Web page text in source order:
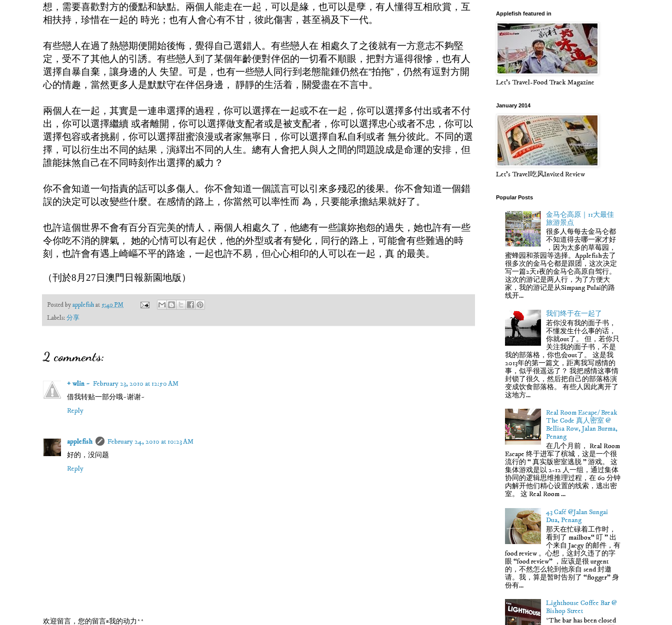
想，需要喜歡對方的優點和缺點。兩個人能走在一起，可以是緣，也可以是孽，有人懂得互相欣賞，互
相扶持，珍惜在一起的 時光；也有人會心有不甘，彼此傷害，甚至禍及下一代。
有些戀人在過了熱戀期便開始後悔，覺得自己選錯人。有些戀人在 相處久了之後就有一方意志不夠堅
定，受不了其他人的引誘。有些戀人到了某個年齡便對伴侶的一切看不順眼，把對方逼得很慘，也有人
選擇自暴自棄，讓身邊的人 失望。可是，也有一些戀人同行到老態龍鍾仍然在“拍拖” ，仍然有逗對方開
心的情趣，當然更多人是默默守在伴侶身邊， 靜靜的生活着，關愛盡在不言中。
兩個人在一起，其實是一連串選擇的過程，你可以選擇在一起或不在一起，你可以選擇多付出或者不付
出，你可以選擇繼續 或者離開，你可以選擇做支配者或是被支配者，你可以選擇忠心或者不忠，你可以
選擇包容或者挑剔，你可以選擇甜蜜浪漫或者家無寧日，你可以選擇自私自利或者 無分彼此。不同的選
擇，可以衍生出不同的結果，演繹出不同的人生。總有人會把人與人之間的問題說成是命運的安排，但
誰能抹煞自己在不同時刻作出選擇的威力？
你不會知道一句指責的話可以多傷人。你不會知道一個謊言可以引來多殘忍的後果。你不會知道一個錯
誤的決定可以改變些什麼。在感情的路上，你當然可以率性而 為，只要能承擔結果就好了。
也許這個世界不會有百分百完美的情人，兩個人相處久了，他總有一些讓妳抱怨的過失，她也許有一些
令你吃不消的脾氣， 她的心情可以有起伏，他的外型或者有變化，同行的路上，可能會有些難過的時
刻，也許會有遇上崎嶇不平的路途，一起也許不易，但心心相印的人可以在一起，真 的最美。
（刊於8月 27日澳門日報新園地版）
Posted by applefish at 5:40 PM
Labels: 分享
2 comments:
+ wlin ~ February 23, 2010 at 12:50 AM
借我转贴一部分哦~谢谢~
Reply
applefish
February 24, 2010 at 10:23 AM
好的，没问题
Reply
欢迎留言，您的留言=我的动力^^
Applefish featured in
Let's Travel-Food Track Magazine
January 2014
Let's Travel吃风Invited Review
Popular Posts
金马仑高原｜11大最佳
旅游景点
很多人每每去金马仑都
不知道得去哪一家才好
，因为太多的草莓园，
蜜蜂园和茶园等选择。Applefish去了
很多次的金马仑都是跟团，这次决定
写一篇2天1夜的金马仑高原自驾行。
这次的游记是两人行，为了方便大
家，我的游记是从Simpang Pulai的路
线开...
我们终于在一起了
若你没有我的面子书，
不懂发生什么事的话，
你就out了。 但，若你只
关注我的面子书，不是
我的部落格，你也会out了。 这是我
2013年的第一篇文，距离我写感情的
事，似乎很遥远了？ 我把感情这事情
封锁了很久，然后把自己的部落格演
变成饮食部落格。 有些人因此离开了
这地方...
Real Room Escape/ Break
The Code 真人密室 @
Bellisa Row, Jalan Burma,
Penang
在几个月前， Real Room
Escape 终于进军了槟城，这是一个很
流行的 “ 真实版密室逃脱 ” 游戏。 这
集体游戏是以 2-12 人一组，通过集体
协同的逻辑思维推理过程，在 60 分钟
内解开他们精心设置的线索，逃出密
室。 这 Real Room ...
43 Café @Jalan Sungai
Dua, Penang
那天在忙碌着工作时，
看到了 mailbox“ 叮 ” 出
个来自 Jacgy 的邮件，有
food review 。心想，这封久违了的字
眼 “food review” ，应该是很 urgent
的，不然怎么轮到他亲自 send 封邀
请。我，算是暂时告别了 “flogger” 身
份有...
Lighthouse Coffee Bar @
Bishop Street
*The bar has been closed